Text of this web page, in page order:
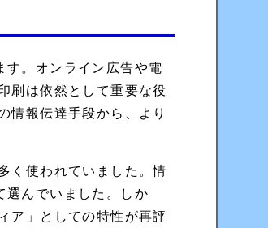
す。オンライン広告や電
刷は依然として重要な役
情報伝達手段から、より
く使われていました。情
選んでいました。しか
ア」としての特性が再評